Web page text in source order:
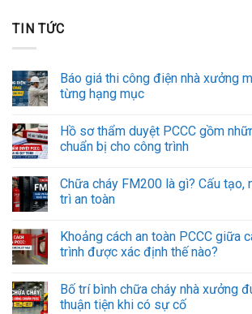
TIN TỨC
Báo giá thi công điện nhà xưởng
từng hạng mục
Hồ sơ thẩm duyệt PCCC gồm
chuẩn bị cho công trình
Chữa cháy FM200 là gì? Cấu tạo,
trì an toàn
Khoảng cách an toàn PCCC giữa
trình được xác định thế nào?
Bố trí bình chữa cháy nhà xưởng
thuận tiện khi có sự cố